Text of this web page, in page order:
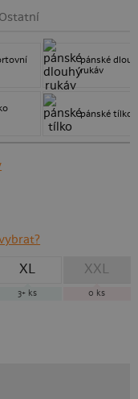
Ostatní
pánské
rukáv
pánské tílko
XL
3+ ks
XXL
0 ks